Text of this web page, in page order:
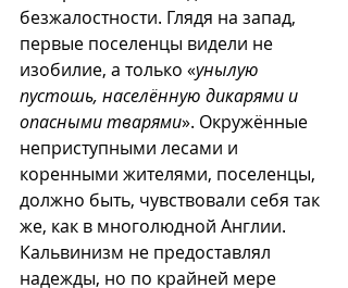
безжалостности. Глядя на запад,
первые поселенцы видели не
изобилие, а только «унылую
пустошь, населённую дикарями и
опасными тварями». Окружённые
неприступными лесами и
коренными жителями, поселенцы,
должно быть, чувствовали себя так
же, как в многолюдной Англии.
Кальвинизм не предоставлял
надежды, но по крайней мере